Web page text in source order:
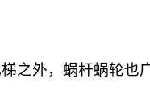
之外，蜗杆蜗轮也